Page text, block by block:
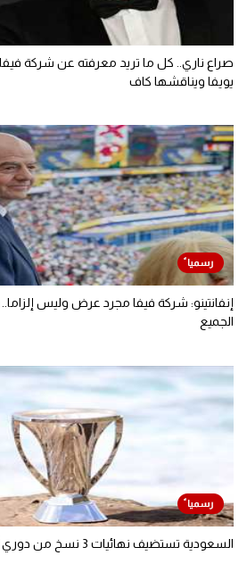
صراع ناري.. كل ما تريد معرفته عن شركة فيفا
يويفا ويناقشها كاف
إنفانتينو: شركة فيفا مجرد عرض وليس
الجميع
السعودية تستضيف نهائيات 3 نسخ من دوري أبطال آسيا للنخبة